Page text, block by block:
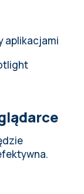
aplikacjami